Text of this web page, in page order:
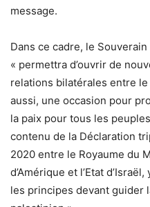
message.
Dans ce cadre, le
« permettra d’ouvrir de
relations bilatérales entre
aussi, une occasion pour
la paix pour tous les
contenu de la Déclaration
2020 entre le Royaume du
d’Amérique et l’Etat
les principes devant guider